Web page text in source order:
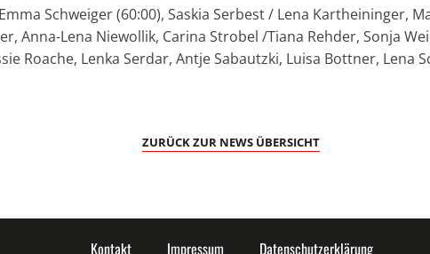
Emma Schweiger (60:00), Saskia Serbest / Lena Kartheininger,
Anna-Lena Niewollik, Carina Strobel /Tiana Rehder, Sonja
Roache, Lenka Serdar, Antje Sabautzki, Luisa Bottner, Lena
ZURÜCK ZUR NEWS ÜBERSICHT
Kontakt Impressum Datenschutzerklärung